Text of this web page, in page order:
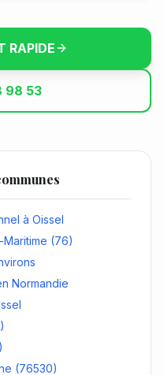
RAPIDE
98 53
à Oissel
(76)
Normandie
(76530)